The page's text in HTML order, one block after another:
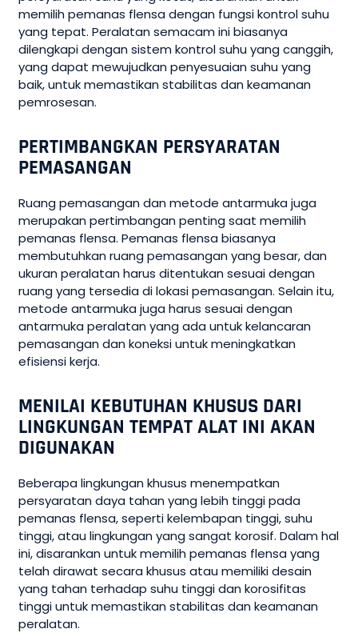
memilih pemanas flensa dengan fungsi kontrol suhu
yang tepat. Peralatan semacam ini biasanya
dilengkapi dengan sistem kontrol suhu yang canggih,
yang dapat mewujudkan penyesuaian suhu yang
baik, untuk memastikan stabilitas dan keamanan
pemrosesan.
PERTIMBANGKAN PERSYARATAN
PEMASANGAN
Ruang pemasangan dan metode antarmuka juga
merupakan pertimbangan penting saat memilih
pemanas flensa. Pemanas flensa biasanya
membutuhkan ruang pemasangan yang besar, dan
ukuran peralatan harus ditentukan sesuai dengan
ruang yang tersedia di lokasi pemasangan. Selain itu,
metode antarmuka juga harus sesuai dengan
antarmuka peralatan yang ada untuk kelancaran
pemasangan dan koneksi untuk meningkatkan
efisiensi kerja.
MENILAI KEBUTUHAN KHUSUS DARI
LINGKUNGAN TEMPAT ALAT INI AKAN
DIGUNAKAN
Beberapa lingkungan khusus menempatkan
persyaratan daya tahan yang lebih tinggi pada
pemanas flensa, seperti kelembapan tinggi, suhu
tinggi, atau lingkungan yang sangat korosif. Dalam hal
ini, disarankan untuk memilih pemanas flensa yang
telah dirawat secara khusus atau memiliki desain
yang tahan terhadap suhu tinggi dan korosifitas
tinggi untuk memastikan stabilitas dan keamanan
peralatan.